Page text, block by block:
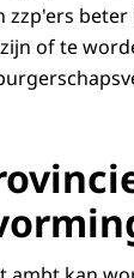
of te